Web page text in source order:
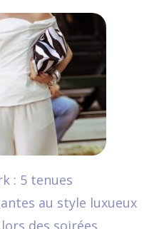
: 5 tenues
au style luxueux
des soirées